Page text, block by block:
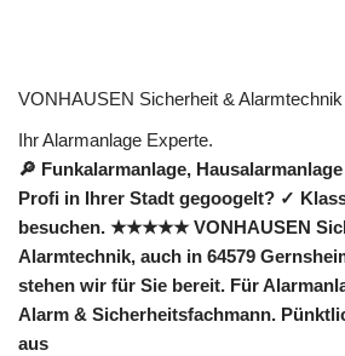
VONHAUSEN Sicherheit & Alarmtechnik
Ihr Alarmanlage Experte.
🔎 Funkalarmanlage,
Profi in Ihrer Stadt gegoogelt? ✓
besuchen. ★★★★★ VONHAUSEN
Alarmtechnik, auch in 64579
stehen wir für Sie bereit. Für
Alarm & Sicherheitsfachmann.
aus